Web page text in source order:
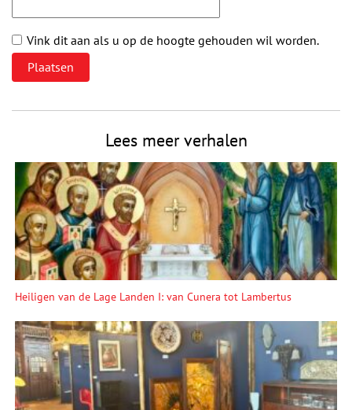
Vink dit aan als u op de hoogte gehouden wil worden.
Lees meer verhalen
Heiligen van de Lage Landen I: van Cunera tot Lambertus